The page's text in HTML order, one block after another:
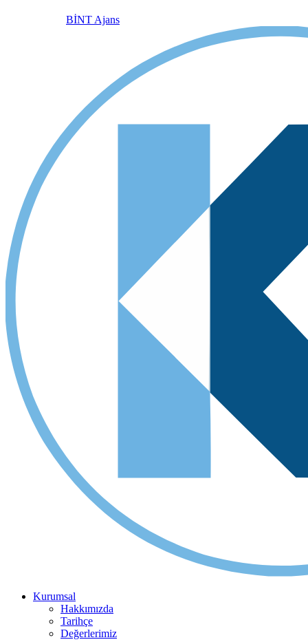
BİNT Ajans
Kurumsal
Hakkımızda
Tarihçe
Değerlerimiz